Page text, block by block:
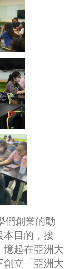
們創業的動
本目的，接
憶起在亞洲大
創立「亞洲大